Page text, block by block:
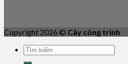
Copyright 2026 © Cây công trình